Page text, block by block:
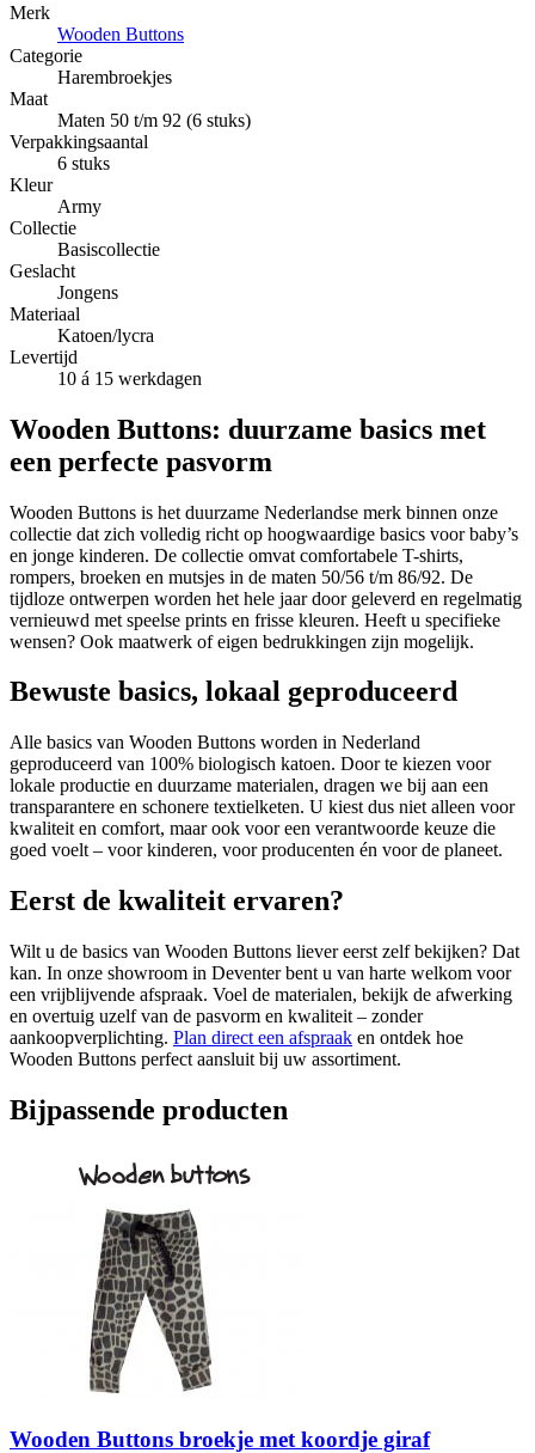
Merk
Wooden Buttons
Categorie
Harembroekjes
Maat
Maten 50 t/m 92 (6 stuks)
Verpakkingsaantal
6 stuks
Kleur
Army
Collectie
Basiscollectie
Geslacht
Jongens
Materiaal
Katoen/lycra
Levertijd
10 á 15 werkdagen
Wooden Buttons: duurzame basics met
een perfecte pasvorm
Wooden Buttons is het duurzame Nederlandse merk binnen onze
collectie dat zich volledig richt op hoogwaardige basics voor baby’s
en jonge kinderen. De collectie omvat comfortabele T-shirts,
rompers, broeken en mutsjes in de maten 50/56 t/m 86/92. De
tijdloze ontwerpen worden het hele jaar door geleverd en regelmatig
vernieuwd met speelse prints en frisse kleuren. Heeft u specifieke
wensen? Ook maatwerk of eigen bedrukkingen zijn mogelijk.
Bewuste basics, lokaal geproduceerd
Alle basics van Wooden Buttons worden in Nederland
geproduceerd van 100% biologisch katoen. Door te kiezen voor
lokale productie en duurzame materialen, dragen we bij aan een
transparantere en schonere textielketen. U kiest dus niet alleen voor
kwaliteit en comfort, maar ook voor een verantwoorde keuze die
goed voelt – voor kinderen, voor producenten én voor de planeet.
Eerst de kwaliteit ervaren?
Wilt u de basics van Wooden Buttons liever eerst zelf bekijken? Dat
kan. In onze showroom in Deventer bent u van harte welkom voor
een vrijblijvende afspraak. Voel de materialen, bekijk de afwerking
en overtuig uzelf van de pasvorm en kwaliteit – zonder
aankoopverplichting. Plan direct een afspraak en ontdek hoe
Wooden Buttons perfect aansluit bij uw assortiment.
Bijpassende producten
Wooden Buttons broekje met koordje giraf